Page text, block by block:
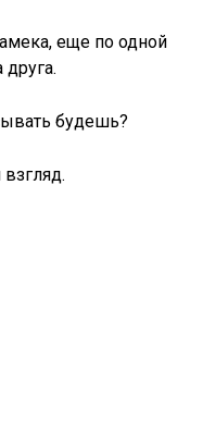
еще по одной
будешь?